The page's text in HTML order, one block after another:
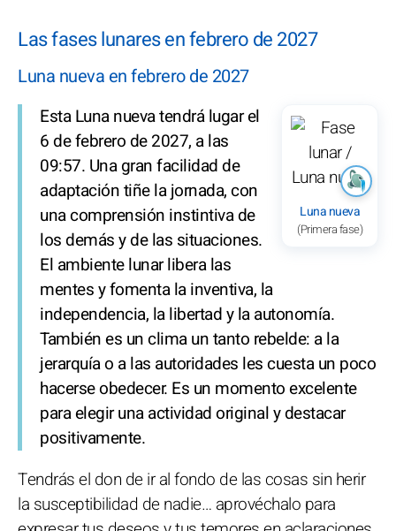
Las fases lunares en febrero de 2027
Luna nueva en febrero de 2027
Luna nueva
(Primera fase)
Esta Luna nueva tendrá lugar el
6 de febrero de 2027, a las
09:57. Una gran facilidad de
adaptación tiñe la jornada, con
una comprensión instintiva de
los demás y de las situaciones.
El ambiente lunar libera las
mentes y fomenta la inventiva, la
independencia, la libertad y la autonomía.
También es un clima un tanto rebelde: a la
jerarquía o a las autoridades les cuesta un poco
hacerse obedecer. Es un momento excelente
para elegir una actividad original y destacar
positivamente.
Tendrás el don de ir al fondo de las cosas sin herir
la susceptibilidad de nadie… aprovéchalo para